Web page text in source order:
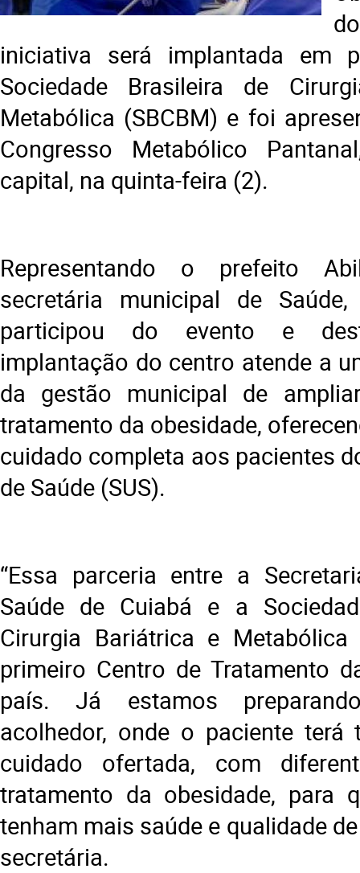
iniciativa será implantada em
Sociedade Brasileira de
Metabólica (SBCBM) e foi
Congresso Metabólico
capital, na quinta-feira (2).
Representando o prefeito
secretária municipal de
participou do evento e
implantação do centro atende a
da gestão municipal de
tratamento da obesidade,
cuidado completa aos pacientes
de Saúde (SUS).
“Essa parceria entre a
Saúde de Cuiabá e a
Cirurgia Bariátrica e
primeiro Centro de Tratamento
país. Já estamos
acolhedor, onde o paciente
cuidado ofertada, com
tratamento da obesidade, para
tenham mais saúde e qualidade
secretária.